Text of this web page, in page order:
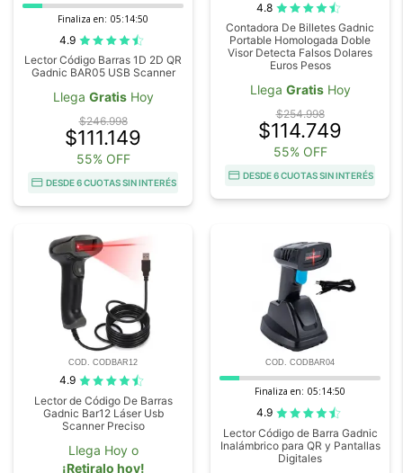
Finaliza en: 05:14:48
4.9
Lector Código Barras 1D 2D QR
Gadnic BAR05 USB Scanner
Llega GratisHoy
$246.998
$111.149
55% OFF
DESDE 6 CUOTAS SIN INTERÉS
4.8
Contadora De Billetes Gadnic
Portable Homologada Doble
Visor Detecta Falsos Dolares
Euros Pesos
Llega GratisHoy
$254.998
$114.749
55% OFF
DESDE 6 CUOTAS SIN INTERÉS
COD. CODBAR12
4.9
Lector de Código De Barras
Gadnic Bar12 Láser Usb
Scanner Preciso
Llega Hoy o
¡Retiralo hoy!
COD. CODBAR04
Finaliza en: 05:14:48
4.9
Lector Código de Barra Gadnic
Inalámbrico para QR y Pantallas
Digitales